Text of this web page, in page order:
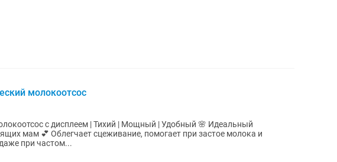
молокоотсос
с дисплеем | Тихий | Мощный | Удобный 🌸 Идеальный
мам 💕 Облегчает сцеживание, помогает при застое молока и
при частом...